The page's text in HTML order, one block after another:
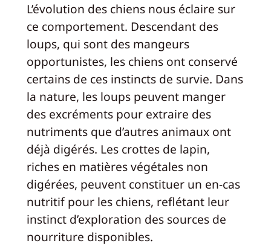
L’évolution des chiens nous éclaire sur
ce comportement. Descendant des
loups, qui sont des mangeurs
opportunistes, les chiens ont conservé
certains de ces instincts de survie. Dans
la nature, les loups peuvent manger
des excréments pour extraire des
nutriments que d’autres animaux ont
déjà digérés. Les crottes de lapin,
riches en matières végétales non
digérées, peuvent constituer un en-cas
nutritif pour les chiens, reflétant leur
instinct d’exploration des sources de
nourriture disponibles.